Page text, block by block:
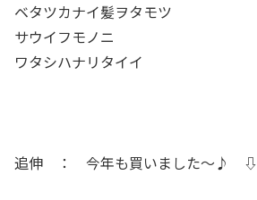
ベタツカナイ髪ヲタモツ
サウイフモノニ
ワタシハナリタイイ
追伸 ： 今年も買いました～♪ ⇩